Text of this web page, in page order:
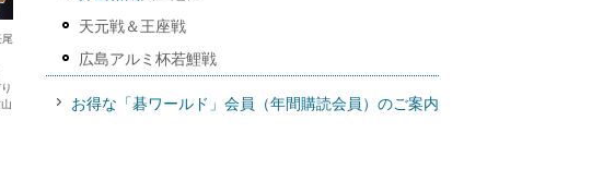
尾
天元戦＆王座戦
広島アルミ杯若鯉戦
お得な「碁ワールド」会員（年間購読会員）のご案内